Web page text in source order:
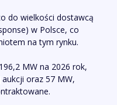
do wielkości dostawcą
w Polsce, co
na tym rynku.
MW na 2026 rok,
oraz 57 MW,